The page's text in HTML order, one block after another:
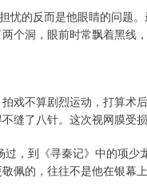
忧的反而是他眼睛的问题
个洞，眼前时常飘着黑线
戏不算剧烈运动，打算术
缝了八针。这次视网膜受
，到《寻秦记》中的项
佩的，往往不是他在银幕上